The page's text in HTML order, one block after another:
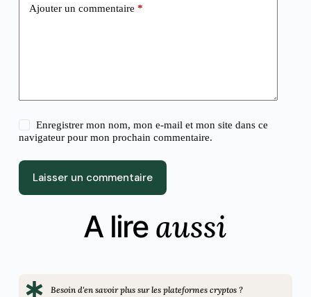
Ajouter un commentaire *
Enregistrer mon nom, mon e-mail et mon site dans ce
navigateur pour mon prochain commentaire.
Laisser un commentaire
A lire aussi
Besoin d'en savoir plus sur les plateformes cryptos ?